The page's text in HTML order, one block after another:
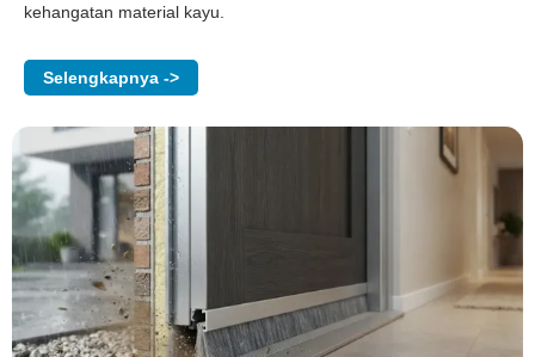
kehangatan material kayu.
Selengkapnya ->